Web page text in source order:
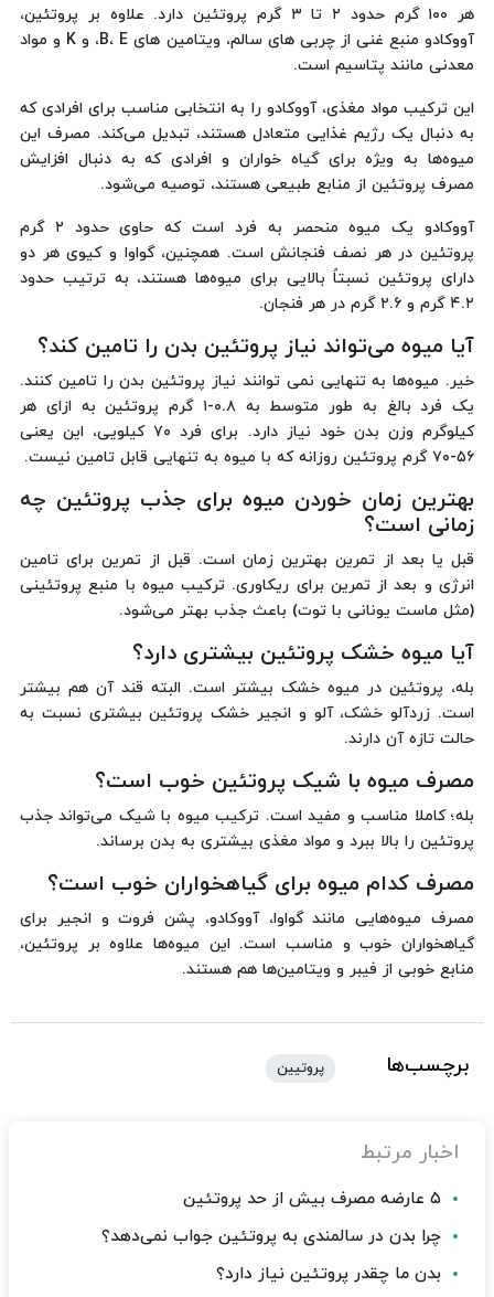
هر ۱۰۰ گرم حدود ۲ تا ۳ گرم پروتئین دارد. علاوه بر پروتئین،
آووکادو منبع غنی از چربی های سالم، ویتامین های B، E، و K و مواد
معدنی مانند پتاسیم است.
این ترکیب مواد مغذی، آووکادو را به انتخابی مناسب برای افرادی که
به دنبال یک رژیم غذایی متعادل هستند، تبدیل می‌کند. مصرف این
میوه‌ها به ویژه برای گیاه خواران و افرادی که به دنبال افزایش
مصرف پروتئین از منابع طبیعی هستند، توصیه می‌شود.
آووکادو یک میوه منحصر به فرد است که حاوی حدود ۲ گرم
پروتئین در هر نصف فنجانش است. همچنین، گواوا و کیوی هر دو
دارای پروتئین نسبتاً بالایی برای میوه‌ها هستند، به ترتیب حدود
۴.۲ گرم و ۲.۶ گرم در هر فنجان.
آیا میوه می‌تواند نیاز پروتئین بدن را تامین کند؟
خیر. میوه‌ها به تنهایی نمی توانند نیاز پروتئین بدن را تامین کنند.
یک فرد بالغ به طور متوسط به ۰.۸-۱ گرم پروتئین به ازای هر
کیلوگرم وزن بدن خود نیاز دارد. برای فرد ۷۰ کیلویی، این یعنی
۵۶-۷۰ گرم پروتئین روزانه که با میوه به تنهایی قابل تامین نیست.
بهترین زمان خوردن میوه برای جذب پروتئین چه
زمانی است؟
قبل یا بعد از تمرین بهترین زمان است. قبل از تمرین برای تامین
انرژی و بعد از تمرین برای ریکاوری. ترکیب میوه با منبع پروتئینی
(مثل ماست یونانی با توت) باعث جذب بهتر می‌شود.
آیا میوه خشک پروتئین بیشتری دارد؟
بله، پروتئین در میوه خشک بیشتر است. البته قند آن هم بیشتر
است. زردآلو خشک، آلو و انجیر خشک پروتئین بیشتری نسبت به
حالت تازه آن دارند.
مصرف میوه با شیک پروتئین خوب است؟
بله؛ کاملا مناسب و مفید است. ترکیب میوه با شیک می‌تواند جذب
پروتئین را بالا ببرد و مواد مغذی بیشتری به بدن برساند.
مصرف کدام میوه برای گیاهخواران خوب است؟
مصرف میوه‌هایی مانند گواوا، آووکادو، پشن فروت و انجیر برای
گیاهخواران خوب و مناسب است. این میوه‌ها علاوه بر پروتئین،
منابع خوبی از فیبر و ویتامین‌ها هم هستند.
برچسب‌ها پروتیین
اخبار مرتبط
۵ عارضه مصرف بیش از حد پروتئین
چرا بدن در سالمندی به پروتئین جواب نمی‌دهد؟
بدن ما چقدر پروتئین نیاز دارد؟